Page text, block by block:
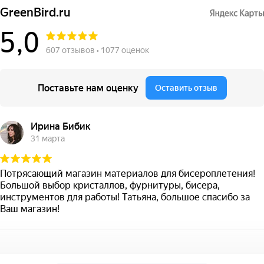
GreenBird.ru
5,0 607 отзывов • 1077 оценок
Поставьте нам оценку Оставить отзыв
Ирина Бибик
31 марта
Потрясающий магазин материалов для бисероплетения!
Большой выбор кристаллов, фурнитуры, бисера,
инструментов для работы! Татьяна, большое спасибо за
Ваш магазин!